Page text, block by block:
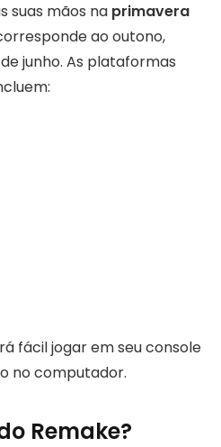
suas mãos na primavera
ao outono,
junho. As plataformas
fácil jogar em seu console
no computador.
Remake?